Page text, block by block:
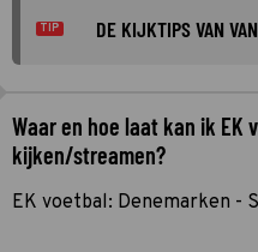
TIP DE KIJKTIPS VAN
Waar en hoe laat kan ik EK
kijken/streamen?
EK voetbal: Denemarken -